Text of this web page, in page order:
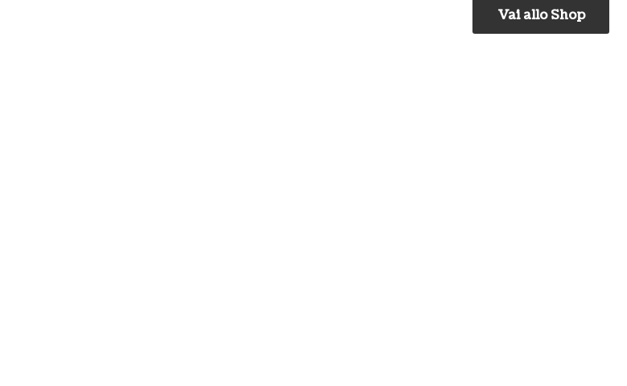
Vai allo Shop